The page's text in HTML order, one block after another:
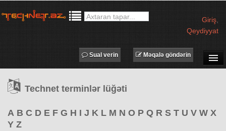
Giriş
Qeydiyyat
Məqalə göndərin
Sual verin
Technet terminlər lüğəti
A B C D E F G H I J K L M N O P Q R S T U V W X
Y Z